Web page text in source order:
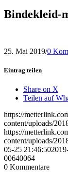
Bindekleid-
25. Mai 2019/0
Eintrag teilen
Share on X
Teilen auf
https://
content/uploads/
https://
content/uploads/
05-25 21:46:50
00640064
0 Kommentare